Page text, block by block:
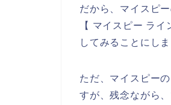
だから、マイスピ
【 マイスピー ラ
してみることにしま
ただ、マイスピー
すが、残念ながら